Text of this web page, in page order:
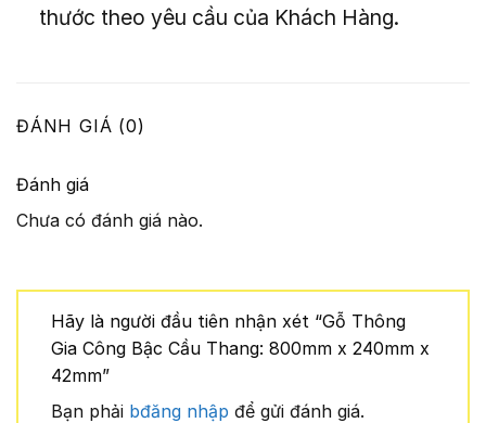
thước theo yêu cầu của Khách Hàng.
ĐÁNH GIÁ (0)
Đánh giá
Chưa có đánh giá nào.
Hãy là người đầu tiên nhận xét “Gỗ Thông
Gia Công Bậc Cầu Thang: 800mm x 240mm x
42mm”
Bạn phải bđăng nhập để gửi đánh giá.